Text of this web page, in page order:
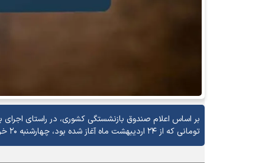
تومانی که از ۲۴ اردیبهشت ماه آغاز شده بود، چهارشنبه ۲۰ خردادماه به پایان خواهد رسید.